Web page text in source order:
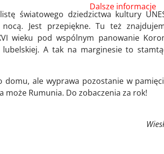
światowego dziedzictwa kultury
Jest przepiękne. Tu też
wieku pod wspólnym panowanie
A tak na marginesie to
domu, ale wyprawa pozostanie w
może Rumunia. Do zobaczenia za rok!
Dalsze informacje